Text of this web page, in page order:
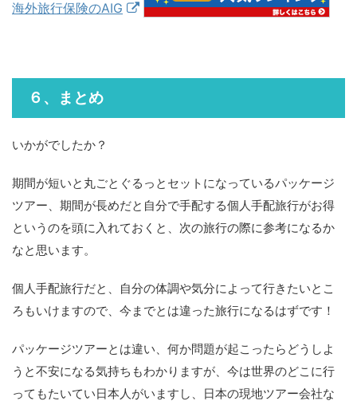
海外旅行保険のAIG
６、まとめ
いかがでしたか？
期間が短いと丸ごとぐるっとセットになっているパッケージ
ツアー、期間が長めだと自分で手配する個人手配旅行がお得
というのを頭に入れておくと、次の旅行の際に参考になるか
なと思います。
個人手配旅行だと、自分の体調や気分によって行きたいとこ
ろもいけますので、今までとは違った旅行になるはずです！
パッケージツアーとは違い、何か問題が起こったらどうしよ
うと不安になる気持ちもわかりますが、今は世界のどこに行
ってもたいてい日本人がいますし、日本の現地ツアー会社な